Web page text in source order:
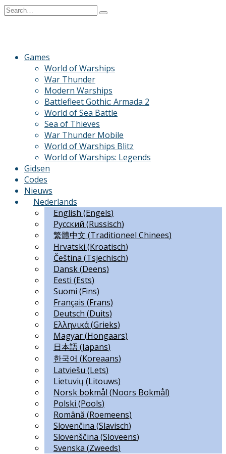
Skip
Search
Games
World of Warships
War Thunder
Modern Warships
Battlefleet Gothic: Armada 2
World of Sea Battle
Sea of Thieves
War Thunder Mobile
World of Warships Blitz
World of Warships: Legends
Gidsen
Codes
Nieuws
Nederlands
English (Engels)
Русский (Russisch)
繁體中文 (Traditioneel Chinees)
Hrvatski (Kroatisch)
Čeština (Tsjechisch)
Dansk(Deens)
Eesti (Ests)
Suomi (Fins)
Français (Frans)
Deutsch (Duits)
Ελληνικά(Grieks)
Magyar(Hongaars)
日本語(Japans)
한국어 (Koreaans)
Latviešu (Lets)
Lietuvių (Litouws)
Norsk bokmål (Noors Bokmål)
Polski (Pools)
Română (Roemeens)
Slovenčina (Slavisch)
Slovenščina (Sloveens)
Svenska (Zweeds)